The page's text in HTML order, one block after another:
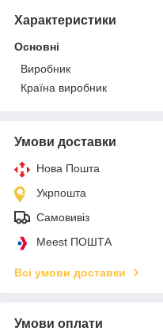
Характеристики
Основні
Виробник
Країна виробник
Умови доставки
Нова Пошта
Укрпошта
Самовивіз
Meest ПОШТА
Всі умови доставки
Умови оплати